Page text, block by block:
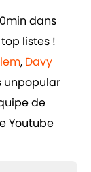
dans
listes !
, Davy
unpopular
de
Youtube